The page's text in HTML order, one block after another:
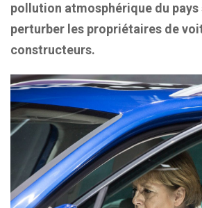
pollution atmosphérique du pays
perturber les propriétaires de
constructeurs.